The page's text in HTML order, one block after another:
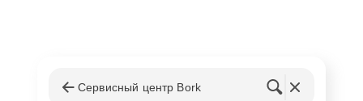
Сервисный центр Bork